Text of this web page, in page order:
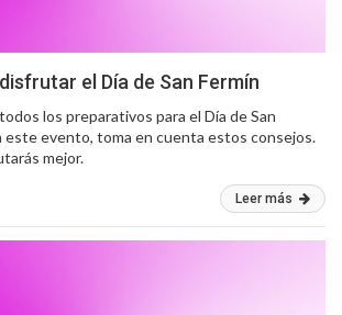
el Día de San Fermín
los preparativos para el Día de San
este evento, toma en cuenta estos consejos.
mejor.
Leer más